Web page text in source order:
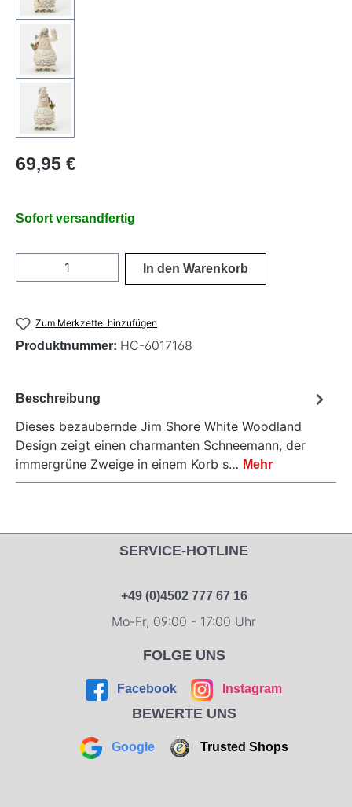
Regulärer Preis:
69,95 €
Sofort versandfertig
Produkt Anzahl: Gib den gewünschten
In den Warenkorb
Zum Merkzettel hinzufügen
Produktnummer: HC-6017168
Beschreibung
Dieses bezaubernde Jim Shore White Woodland
Design zeigt einen charmanten Schneemann, der
immergrüne Zweige in einem Korb s… Mehr
SERVICE-HOTLINE
+49 (0)4502 777 67 16
Mo-Fr, 09:00 - 17:00 Uhr
FOLGE UNS
Facebook Instagram
BEWERTE UNS
Google Trusted Shops